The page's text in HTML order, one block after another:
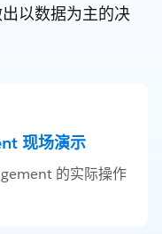
以数据为主的决
现场演示
的实际操作